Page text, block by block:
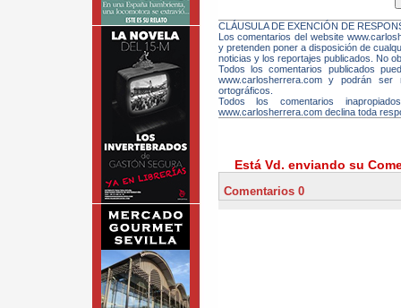
CLÁUSULA DE EXENCIÓN DE
Los comentarios del website
y pretenden poner a disposición de
noticias y los reportajes publicados. No
Todos los comentarios publicados
www.carlosherrera.com y podrán
ortográficos.
Todos los comentarios
www.carlosherrera.com declina toda
Está Vd. enviando su
Comentarios 0